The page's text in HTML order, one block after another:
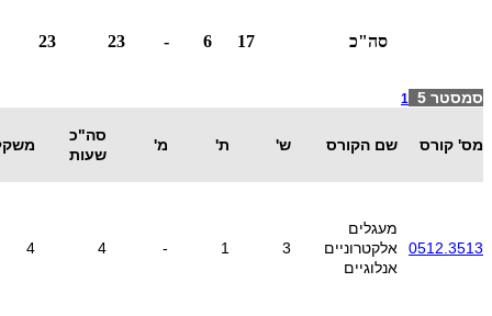
סה"כ 17
6
-
23
23
סמסטר 5 1
מס' קורס שם הקורס ש' ת' מ'
סה"כ
שעות
0512.3513
מעגלים
אלקטרוניים
אנלוגיים
3
1
-
4
4